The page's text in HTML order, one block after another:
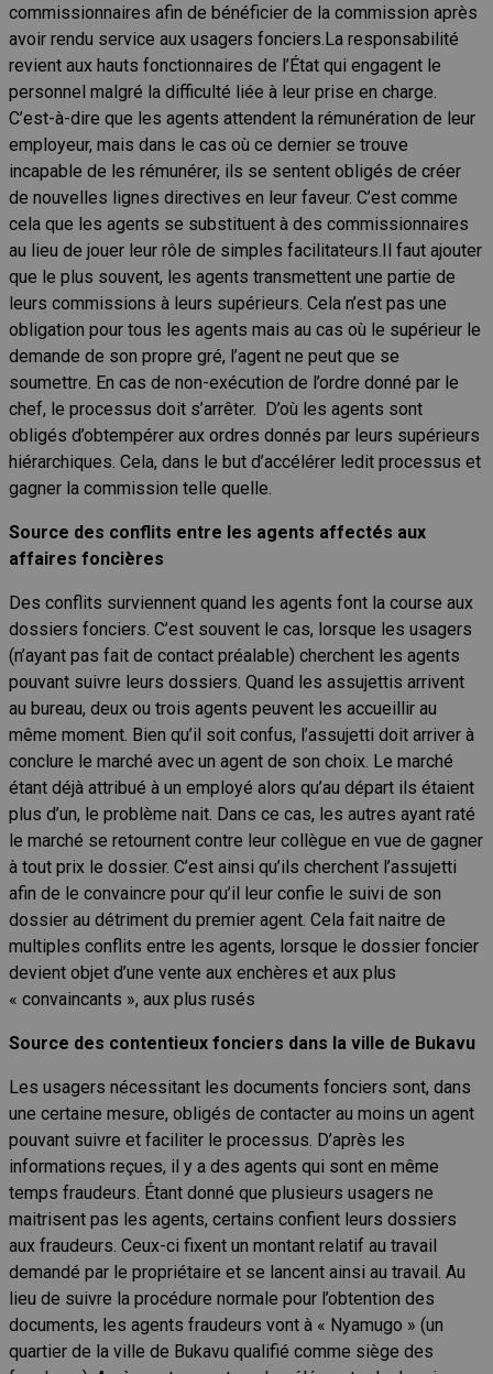
commissionnaires afin de bénéficier de la commission après
avoir rendu service aux usagers fonciers.La responsabilité
revient aux hauts fonctionnaires de l’État qui engagent le
personnel malgré la difficulté liée à leur prise en charge.
C’est-à-dire que les agents attendent la rémunération de leur
employeur, mais dans le cas où ce dernier se trouve
incapable de les rémunérer, ils se sentent obligés de créer
de nouvelles lignes directives en leur faveur. C’est comme
cela que les agents se substituent à des commissionnaires
au lieu de jouer leur rôle de simples facilitateurs.Il faut ajouter
que le plus souvent, les agents transmettent une partie de
leurs commissions à leurs supérieurs. Cela n’est pas une
obligation pour tous les agents mais au cas où le supérieur le
demande de son propre gré, l’agent ne peut que se
soumettre. En cas de non-exécution de l’ordre donné par le
chef, le processus doit s’arrêter. D’où les agents sont
obligés d’obtempérer aux ordres donnés par leurs supérieurs
hiérarchiques. Cela, dans le but d’accélérer ledit processus et
gagner la commission telle quelle.
Source des conflits entre les agents affectés aux
affaires foncières
Des conflits surviennent quand les agents font la course aux
dossiers fonciers. C’est souvent le cas, lorsque les usagers
(n’ayant pas fait de contact préalable) cherchent les agents
pouvant suivre leurs dossiers. Quand les assujettis arrivent
au bureau, deux ou trois agents peuvent les accueillir au
même moment. Bien qu’il soit confus, l’assujetti doit arriver à
conclure le marché avec un agent de son choix. Le marché
étant déjà attribué à un employé alors qu’au départ ils étaient
plus d’un, le problème nait. Dans ce cas, les autres ayant raté
le marché se retournent contre leur collègue en vue de gagner
à tout prix le dossier. C’est ainsi qu’ils cherchent l’assujetti
afin de le convaincre pour qu’il leur confie le suivi de son
dossier au détriment du premier agent. Cela fait naitre de
multiples conflits entre les agents, lorsque le dossier foncier
devient objet d’une vente aux enchères et aux plus
« convaincants », aux plus rusés
Source des contentieux fonciers dans la ville de Bukavu
Les usagers nécessitant les documents fonciers sont, dans
une certaine mesure, obligés de contacter au moins un agent
pouvant suivre et faciliter le processus. D’après les
informations reçues, il y a des agents qui sont en même
temps fraudeurs. Étant donné que plusieurs usagers ne
maitrisent pas les agents, certains confient leurs dossiers
aux fraudeurs. Ceux-ci fixent un montant relatif au travail
demandé par le propriétaire et se lancent ainsi au travail. Au
lieu de suivre la procédure normale pour l’obtention des
documents, les agents fraudeurs vont à « Nyamugo » (un
quartier de la ville de Bukavu qualifié comme siège des